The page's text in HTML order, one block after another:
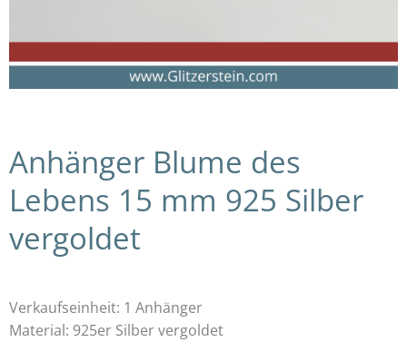
Anhänger Blume des
Lebens 15 mm 925 Silber
vergoldet
Verkaufseinheit: 1 Anhänger
Material: 925er Silber vergoldet